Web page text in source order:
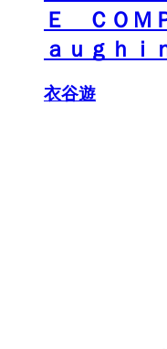
Ｅ ＣＯＭ
ａｕｇｈ
衣谷遊